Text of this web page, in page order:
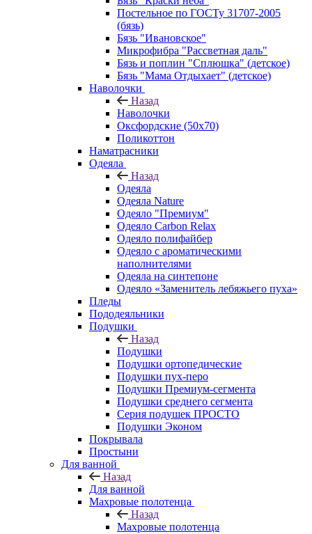
Постельное по ГОСТу 31707-2005
(бязь)
Бязь "Ивановское"
Микрофибра "Рассветная даль"
Бязь и поплин "Сплюшка" (детское)
Бязь "Мама Отдыхает" (детское)
Наволочки
Назад
Наволочки
Оксфордские (50х70)
Поликоттон
Наматрасники
Одеяла
Назад
Одеяла
Одеяла Nature
Одеяло "Премиум"
Одеяло Carbon Relax
Одеяло полифайбер
Одеяло с ароматическими
наполнителями
Одеяла на синтепоне
Одеяло «Заменитель лебяжьего пуха»
Пледы
Пододеяльники
Подушки
Назад
Подушки
Подушки ортопедические
Подушки пух-перо
Подушки Премиум-сегмента
Подушки среднего сегмента
Серия подушек ПРОСТО
Подушки Эконом
Покрывала
Простыни
Для ванной
Назад
Для ванной
Махровые полотенца
Назад
Махровые полотенца